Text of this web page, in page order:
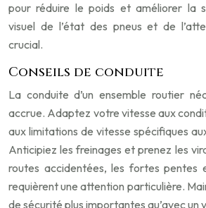
pour réduire le poids et améliorer la
visuel de l’état des pneus et de
crucial.
Conseils de conduite
La conduite d’un ensemble routier
accrue. Adaptez votre vitesse aux
aux limitations de vitesse spécifiques
Anticipiez les freinages et prenez les
routes accidentées, les fortes pentes
requièrent une attention particulière.
de sécurité plus importantes qu’avec un